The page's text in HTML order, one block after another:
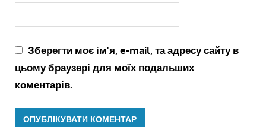
Зберегти моє ім'я, e-mail, та адресу сайту в
цьому браузері для моїх подальших
коментарів.